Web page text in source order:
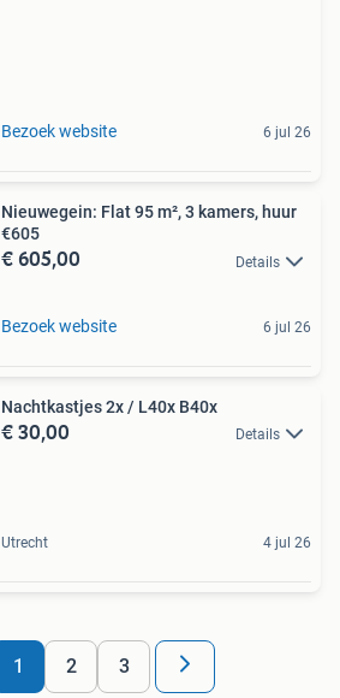
Bezoek website 6 jul 26
Nieuwegein: Flat 95 m², 3 kamers, huur
€605
€ 605,00 Details
Bezoek website 6 jul 26
Nachtkastjes 2x / L40x B40x
€ 30,00 Details
Utrecht 4 jul 26
1 2 3